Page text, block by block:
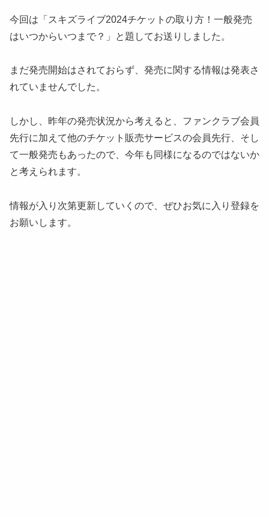
今回は「スキズライブ2024チケットの取り方！一般発売
はいつからいつまで？」と題してお送りしました。
まだ発売開始はされておらず、発売に関する情報は発表さ
れていませんでした。
しかし、昨年の発売状況から考えると、ファンクラブ会員
先行に加えて他のチケット販売サービスの会員先行、そし
て一般発売もあったので、今年も同様になるのではないか
と考えられます。
情報が入り次第更新していくので、ぜひお気に入り登録を
お願いします。